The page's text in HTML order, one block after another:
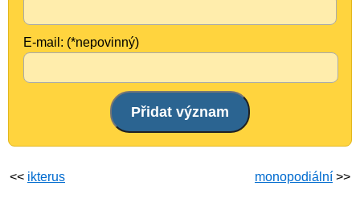
E-mail: (*nepovinný)
<< ikterus monopodiální >>